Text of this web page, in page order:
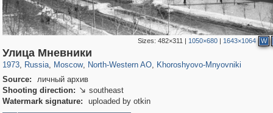
Sizes:482×311 | 1050×680 | 1643×1064 W
Улица Мневники
1973, Russia
1,406,756 29,243
, Moscow
319,864 8,286
, North-Western AO
8,080
, Khoroshyovo-Mnyovniki
Source:
личный архив
Shooting direction:  southeast
Watermark signature:
uploaded by otkin